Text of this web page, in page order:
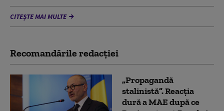
CITEȘTE MAI MULTE
Recomandările redacţiei
„Propagandă
stalinistă”. Reacția
dură a MAE după ce